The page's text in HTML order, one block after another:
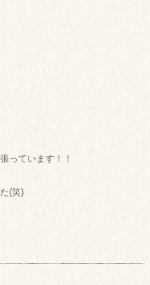
っています！！
(笑)